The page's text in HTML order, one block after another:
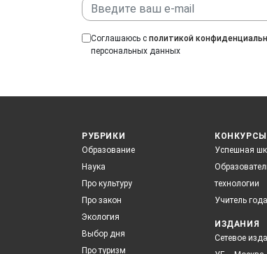
Соглашаюсь с политикой
персональных данных
РУБРИКИ
Образование
Наука
Про культуру
Про закон
Экология
Выбор дня
Про туризм
КОНКУРСЫ
Успешная
технологии
Учитель
ИЗДАНИЯ
Сетевое